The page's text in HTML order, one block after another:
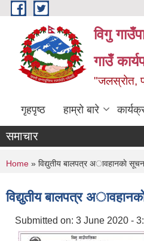
Skip to main content
विगु
गाउँ
"जलस्रोत,
गृहपृष्ठ हाम्रो बारे
समाचार
You are here
Home » विद्युतीय बालपत्र अावहानकाे
विद्युतीय बालपत्र
Submitted on: 3 June 2020 -